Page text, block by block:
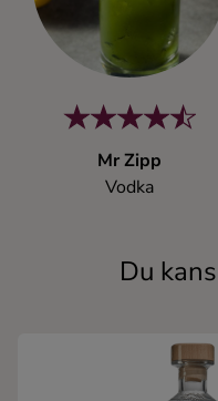
Mr Zipp
Vodka
Du